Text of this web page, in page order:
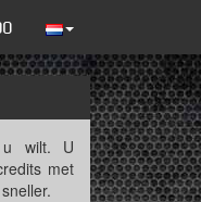
u wilt. U
met